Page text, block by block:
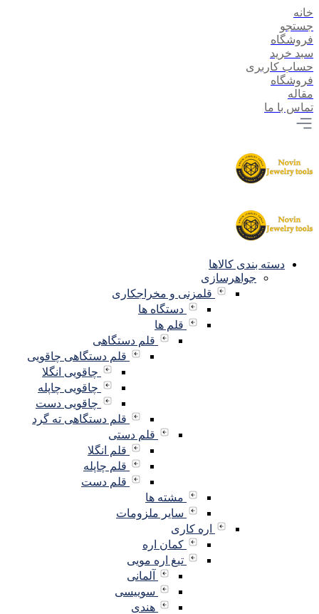
خانه
جستجو
فروشگاه
سبد خرید
حساب کاربری
فروشگاه
مقاله
تماس با ما
دسته بندی کالاها
جواهرسازی
قلمزنی و مخراجکاری
دستگاه ها
قلم ها
قلم دستگاهی
قلم دستگاهی چاقویی
چاقویی انگلا
چاقویی چاپله
چاقویی دست
قلم دستگاهی ته گرد
قلم دستی
قلم انگلا
قلم چاپله
قلم دست
مشته ها
سایر ملزومات
اره کاری
کمان اره
تیغ اره مویی
آلمانی
سوییسی
هندی